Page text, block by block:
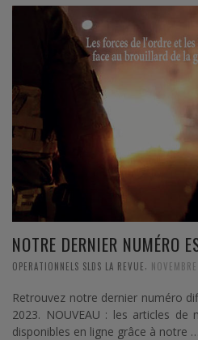
NOTRE DERNIER NUMÉRO
OPERATIONNELS SLDS LA REVUE
Retrouvez notre dernier numéro
2023. NOUVEAU : les articles
disponibles en ligne grâce à notre …